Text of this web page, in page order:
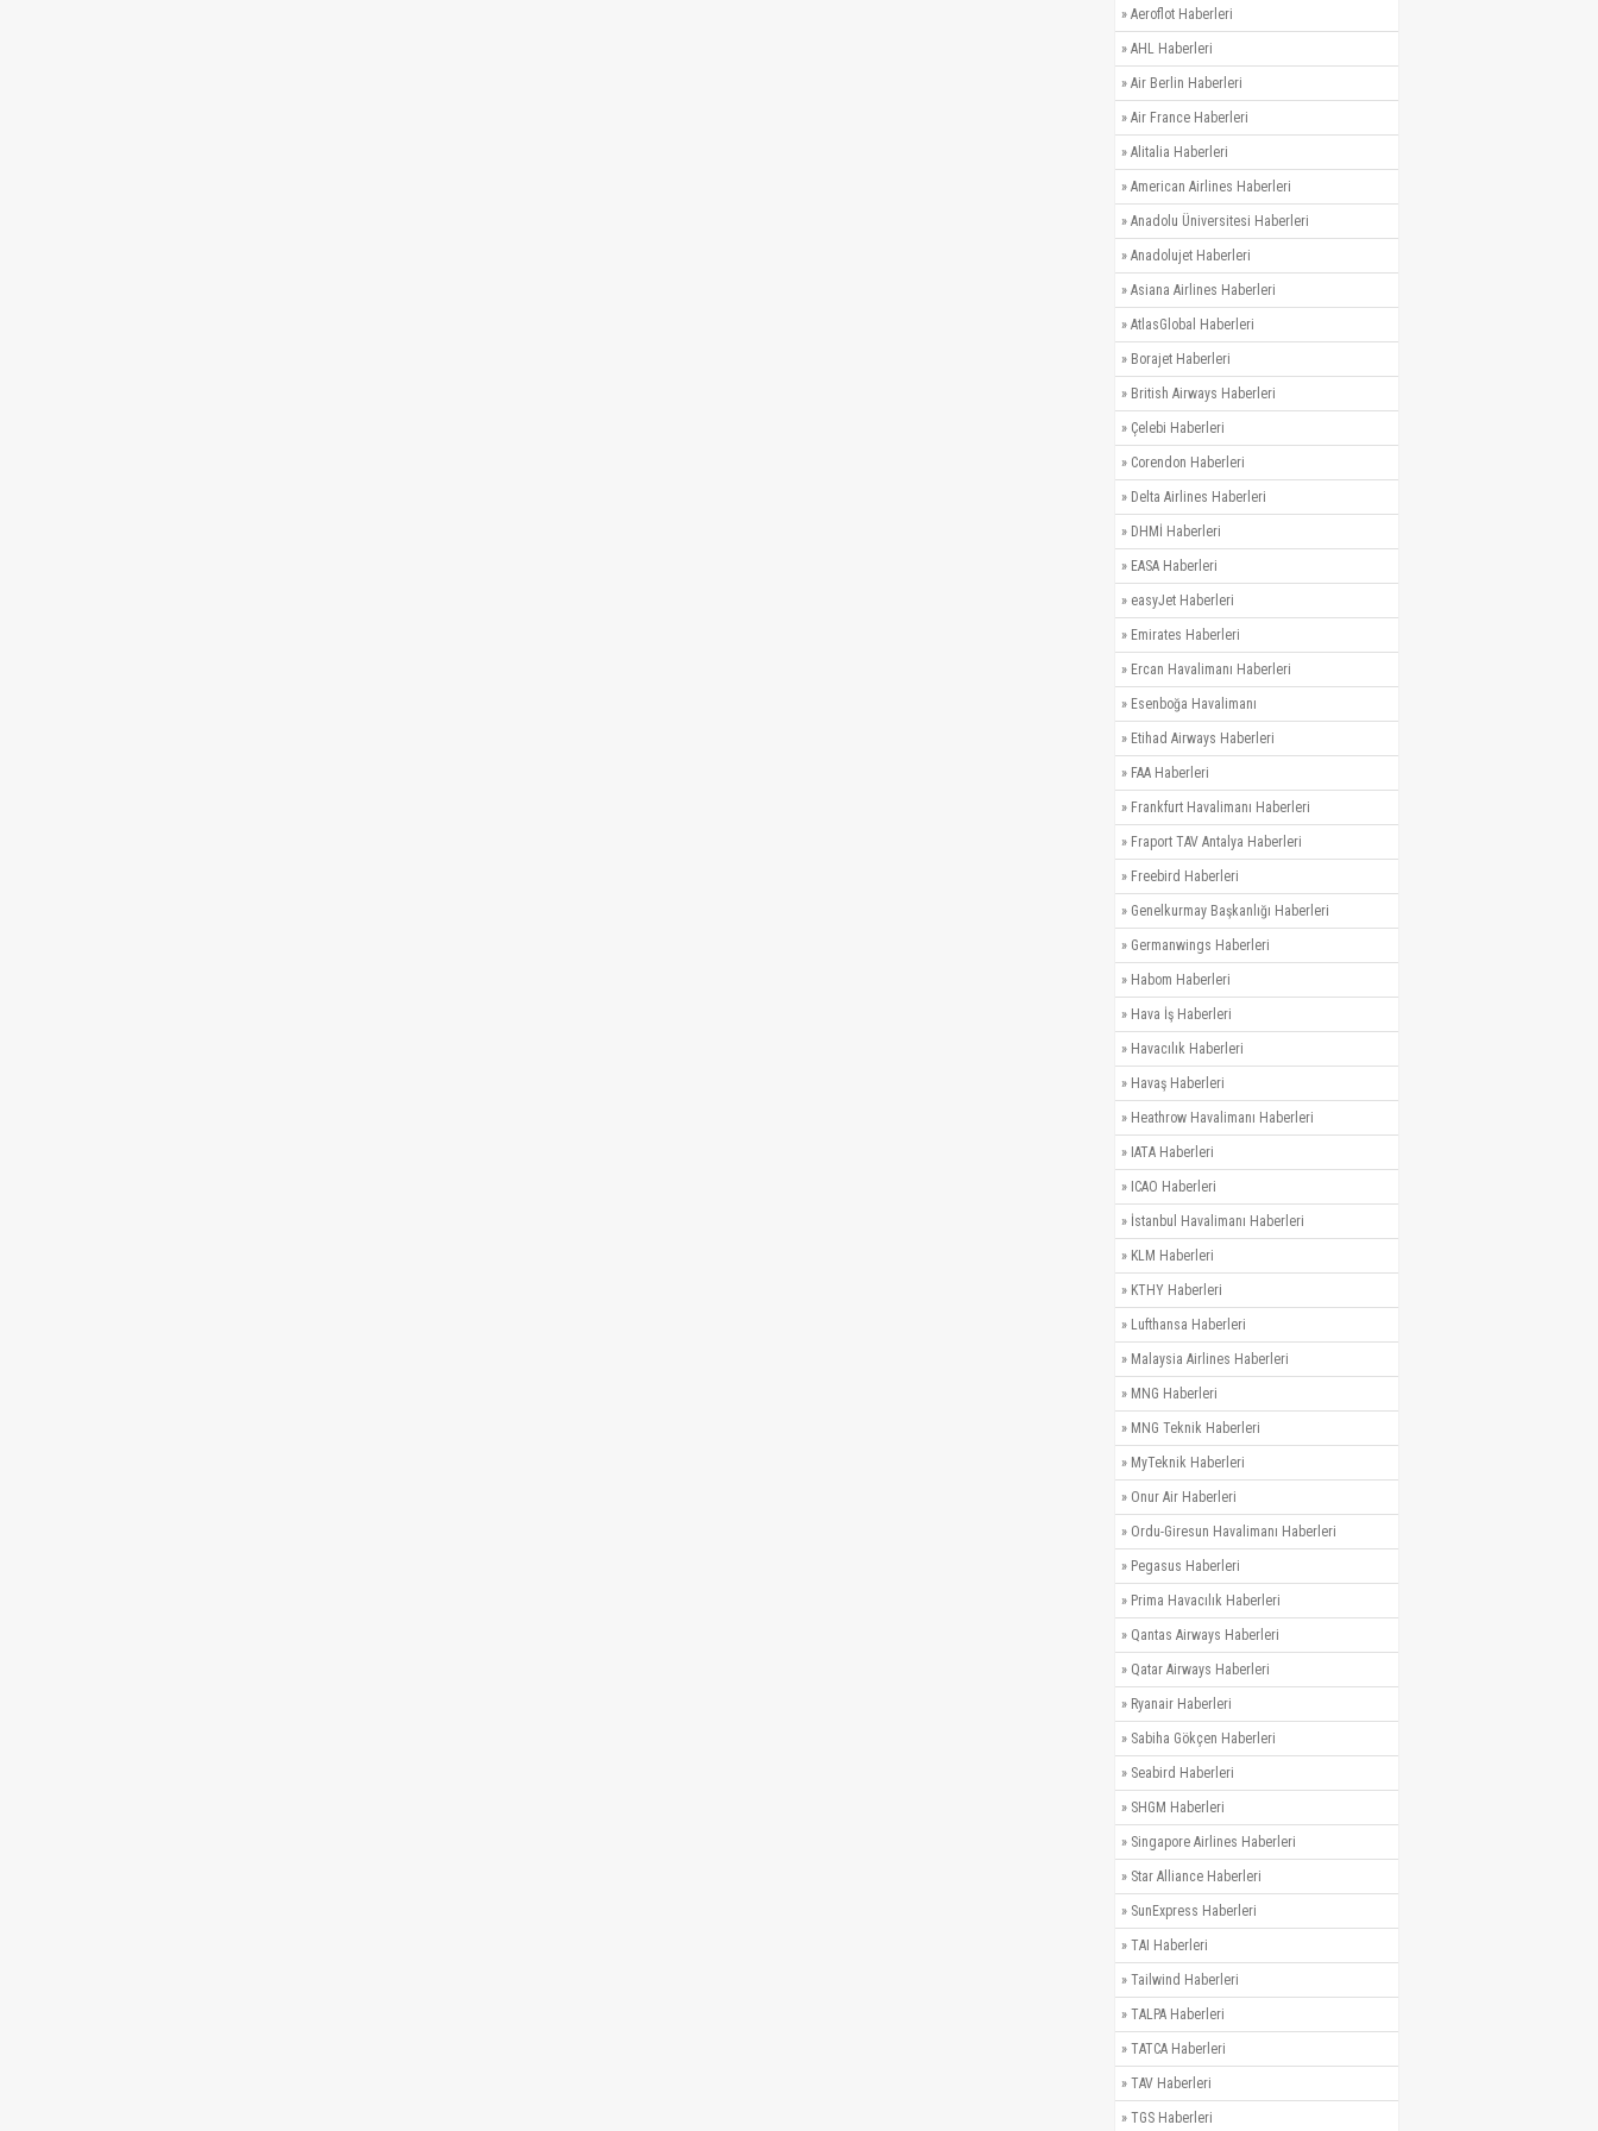
» Aeroflot Haberleri
» AHL Haberleri
» Air Berlin Haberleri
» Air France Haberleri
» Alitalia Haberleri
» American Airlines Haberleri
» Anadolu Üniversitesi Haberleri
» Anadolujet Haberleri
» Asiana Airlines Haberleri
» AtlasGlobal Haberleri
» Borajet Haberleri
» British Airways Haberleri
» Çelebi Haberleri
» Corendon Haberleri
» Delta Airlines Haberleri
» DHMİ Haberleri
» EASA Haberleri
» easyJet Haberleri
» Emirates Haberleri
» Ercan Havalimanı Haberleri
» Esenboğa Havalimanı
» Etihad Airways Haberleri
» FAA Haberleri
» Frankfurt Havalimanı Haberleri
» Fraport TAV Antalya Haberleri
» Freebird Haberleri
» Genelkurmay Başkanlığı Haberleri
» Germanwings Haberleri
» Habom Haberleri
» Hava İş Haberleri
» Havacılık Haberleri
» Havaş Haberleri
» Heathrow Havalimanı Haberleri
» IATA Haberleri
» ICAO Haberleri
» İstanbul Havalimanı Haberleri
» KLM Haberleri
» KTHY Haberleri
» Lufthansa Haberleri
» Malaysia Airlines Haberleri
» MNG Haberleri
» MNG Teknik Haberleri
» MyTeknik Haberleri
» Onur Air Haberleri
» Ordu-Giresun Havalimanı Haberleri
» Pegasus Haberleri
» Prima Havacılık Haberleri
» Qantas Airways Haberleri
» Qatar Airways Haberleri
» Ryanair Haberleri
» Sabiha Gökçen Haberleri
» Seabird Haberleri
» SHGM Haberleri
» Singapore Airlines Haberleri
» Star Alliance Haberleri
» SunExpress Haberleri
» TAI Haberleri
» Tailwind Haberleri
» TALPA Haberleri
» TATCA Haberleri
» TAV Haberleri
» TGS Haberleri